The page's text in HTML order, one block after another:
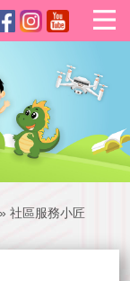
» 社區服務小匠